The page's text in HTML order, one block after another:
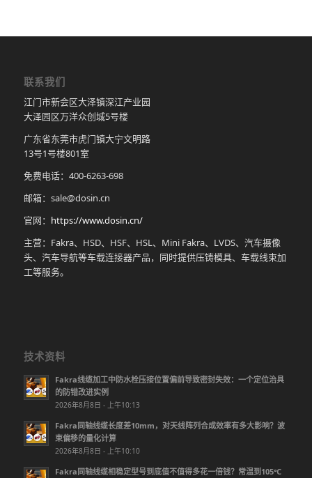
联系我们
江门市新会区大泽镇深江产业园
大泽园区万洋众创城5号楼
广东省东莞市虎门镇大宁文明路
13号1号楼801室
免费电话：400-6263-698
邮箱：sale@dosin.cn
官网： https://www.dosin.cn/
主营：Fakra、HSD、HSF、HSL、Mini Fakra、LVDS、汽车摄像
头、汽车导航等车载连接器产品，同时提供压铸模具、车载线束加
工等服务。
技术资料
Fakra线缆加工中防水栓压接位置偏前导致密封失效：一个定位治具
的防错改进实例
2026年8月8日 - 上午10:13
Fakra同轴线缆长度差10mm，对天线阵列合成效率有多大影响？波
束偏移的量化计算
2026年8月8日 - 上午10:10
Fakra同轴线缆相稳定型号到底值不值得多花一倍钱？常温到105℃